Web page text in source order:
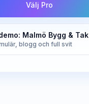
Välj Pro
Malmö Bygg & Tak
blogg och full svit